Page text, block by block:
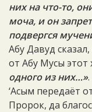
них на что-то,
моча, и он
подвергся
Абу Давуд
от Абу Мусы этот
одного из них…».
‘Асым передаёт
Пророк, да